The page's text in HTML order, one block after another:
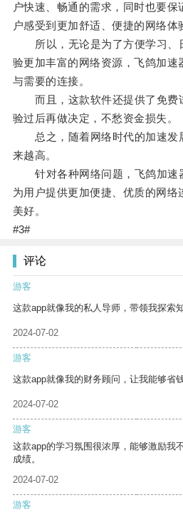
户快速、畅通的需求，同时也要
户感受到更加舒适、便捷的网络体
所以，无论是为了方便学习、
验更加丰富的网络资源，飞鸽加速
与需要的连接。
而且，这款软件还提供了免费
验过后再做决定，不愁资金损失。
总之，随着网络时代的加速发
来越高。
针对各种网络问题，飞鸽加速
为用户提供更加便捷、优质的网络
美好。
#3#
评论
游客
这款app就像我的私人导师，带领我探索
2024-07-02
游客
这款app就像我的财务顾问，让我能够省
2024-07-02
游客
这款app的学习氛围很浓厚，能够激励我
成绩。
2024-07-02
游客